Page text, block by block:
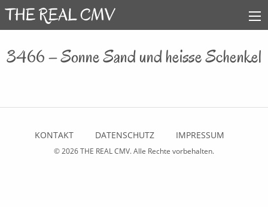
3466 – Sonne Sand und heisse Schenkel
KONTAKT DATENSCHUTZ IMPRESSUM
© 2026THE REAL CMV. Alle Rechte vorbehalten.